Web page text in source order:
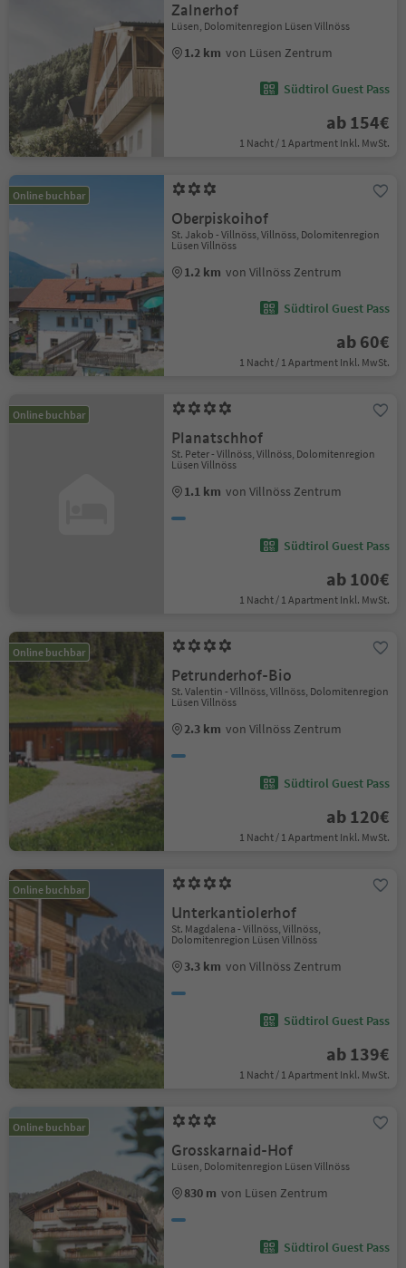
Zalnerhof
Lüsen, Dolomitenregion Lüsen Villnöss
1.2 km von Lüsen Zentrum
Südtirol Guest Pass
ab 154€
1 Nacht / 1 Apartment Inkl. MwSt.
Online buchbar
Oberpiskoihof
St. Jakob - Villnöss, Villnöss, Dolomitenregion
Lüsen Villnöss
1.2 km von Villnöss Zentrum
Südtirol Guest Pass
ab 60€
1 Nacht / 1 Apartment Inkl. MwSt.
Online buchbar
Planatschhof
St. Peter - Villnöss, Villnöss, Dolomitenregion
Lüsen Villnöss
1.1 km von Villnöss Zentrum
Südtirol Guest Pass
ab 100€
1 Nacht / 1 Apartment Inkl. MwSt.
Online buchbar
Petrunderhof-Bio
St. Valentin - Villnöss, Villnöss, Dolomitenregion
Lüsen Villnöss
2.3 km von Villnöss Zentrum
Südtirol Guest Pass
ab 120€
1 Nacht / 1 Apartment Inkl. MwSt.
Online buchbar
Unterkantiolerhof
St. Magdalena - Villnöss, Villnöss,
Dolomitenregion Lüsen Villnöss
3.3 km von Villnöss Zentrum
Südtirol Guest Pass
ab 139€
1 Nacht / 1 Apartment Inkl. MwSt.
Online buchbar
Grosskarnaid-Hof
Lüsen, Dolomitenregion Lüsen Villnöss
830 m von Lüsen Zentrum
Südtirol Guest Pass